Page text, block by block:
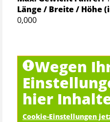
Länge / Breite / Höhe
0,000
Wegen
hier
Cookie-Einstellungen